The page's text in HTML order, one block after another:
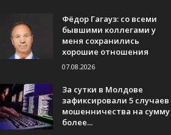
Фёдор Гагауз: со всеми
бывшими коллегами у
меня сохранились
хорошие отношения
07.08.2026
За сутки в Молдове
зафиксировали 5 случаев
мошенничества на сумму
более...